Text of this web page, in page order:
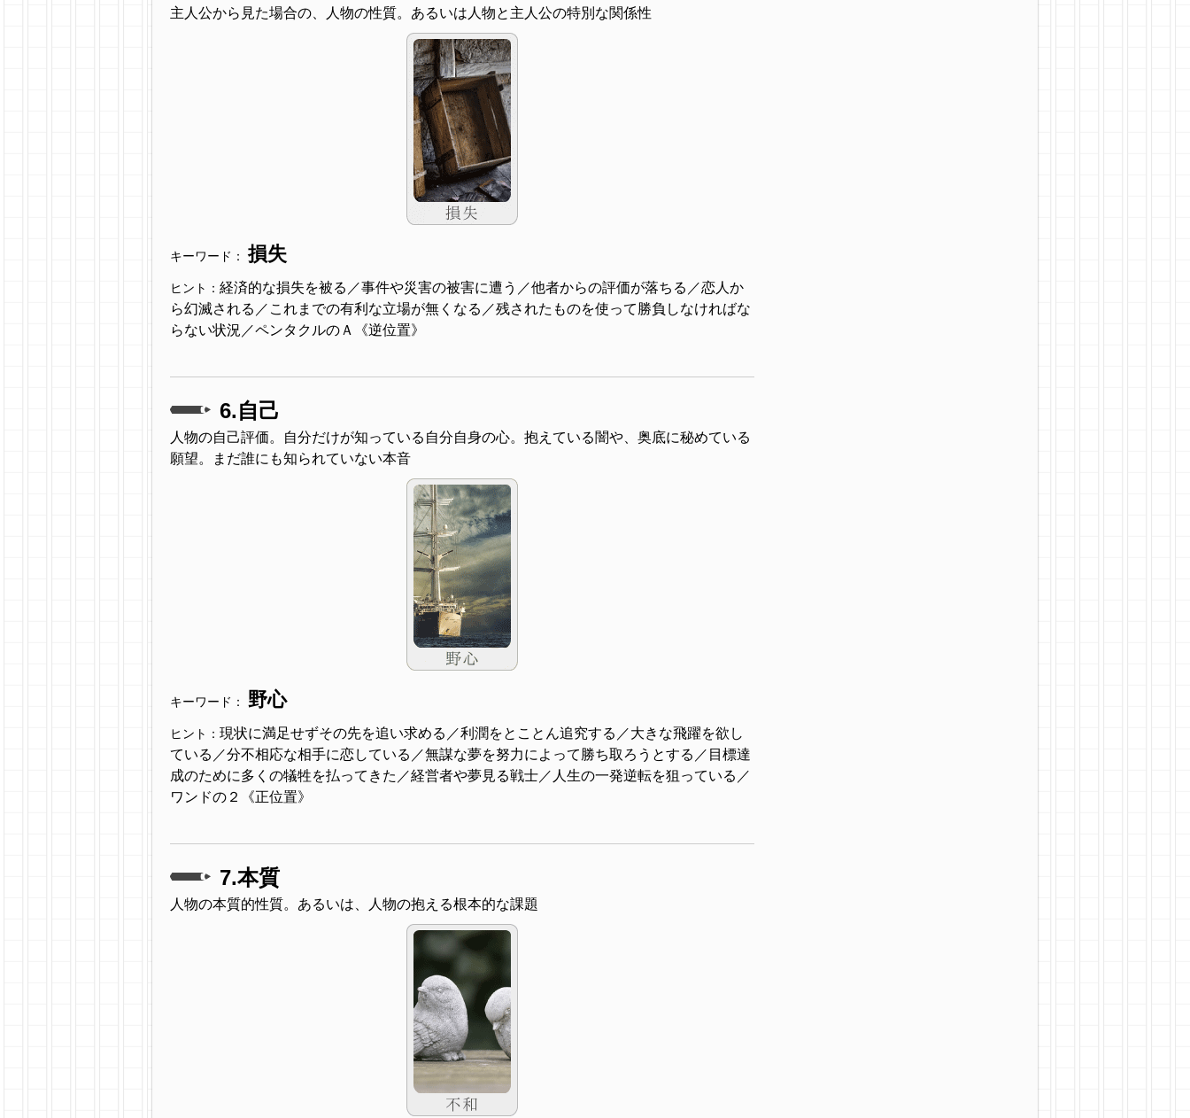
主人公から見た場合の、人物の性質。あるいは人物と主人公の特別な関係性
キーワード： 損失
ヒント： 経済的な損失を被る／事件や災害の被害に遭う／他者からの評価が落ちる／恋人か
ら幻滅される／これまでの有利な立場が無くなる／残されたものを使って勝負しなければな
らない状況／ペンタクルのＡ《逆位置》
6.自己
人物の自己評価。自分だけが知っている自分自身の心。抱えている闇や、奥底に秘めている
願望。まだ誰にも知られていない本音
キーワード： 野心
ヒント： 現状に満足せずその先を追い求める／利潤をとことん追究する／大きな飛躍を欲し
ている／分不相応な相手に恋している／無謀な夢を努力によって勝ち取ろうとする／目標達
成のために多くの犠牲を払ってきた／経営者や夢見る戦士／人生の一発逆転を狙っている／
ワンドの２《正位置》
7.本質
人物の本質的性質。あるいは、人物の抱える根本的な課題